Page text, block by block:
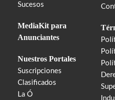
Sucesos
MediaKit para
Anunciantes
Nuestros Portales
Suscripciones
Clasificados
La Ó